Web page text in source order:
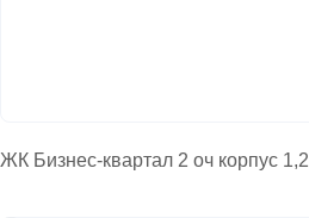
ЖК Бизнес-квартал 2 оч корпус 1,2